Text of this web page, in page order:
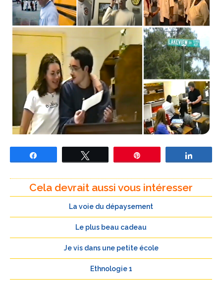
Cela devrait aussi vous intéresser
La voie du dépaysement
Le plus beau cadeau
Je vis dans une petite école
Ethnologie 1